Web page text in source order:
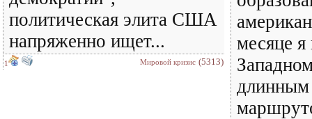
политическая элита США
напряженно ищет...
1 Мировой кризис (5313)
месяце я
длинным